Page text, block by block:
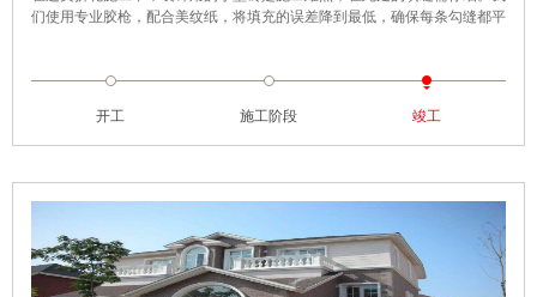
们使用专业胶枪，配合美纹纸，将填充的误差降到最低，确保每条勾缝都平
开工 施工阶段 竣工